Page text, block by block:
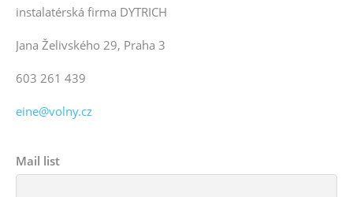
instalatérská firma DYTRICH
Jana Želivského 29, Praha 3
603 261 439
eine@volny.cz
Mail list